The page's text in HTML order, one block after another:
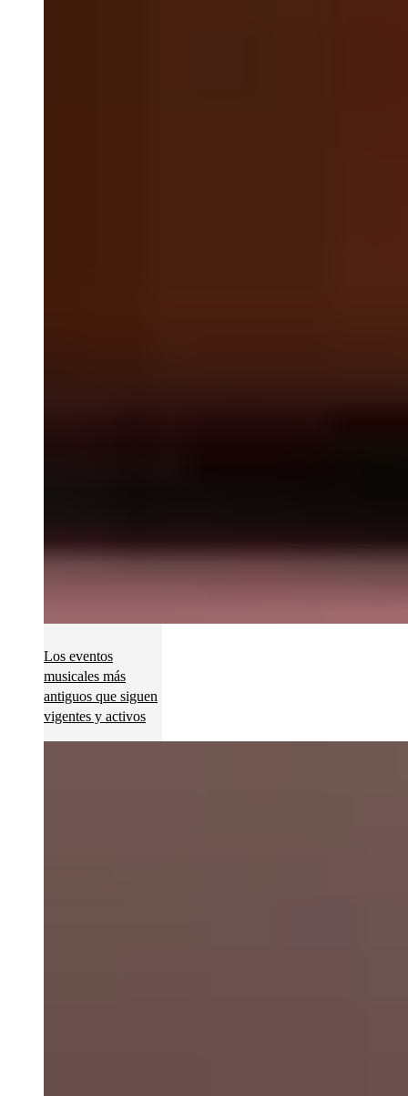
Los eventos
musicales más
antiguos que siguen
vigentes y activos